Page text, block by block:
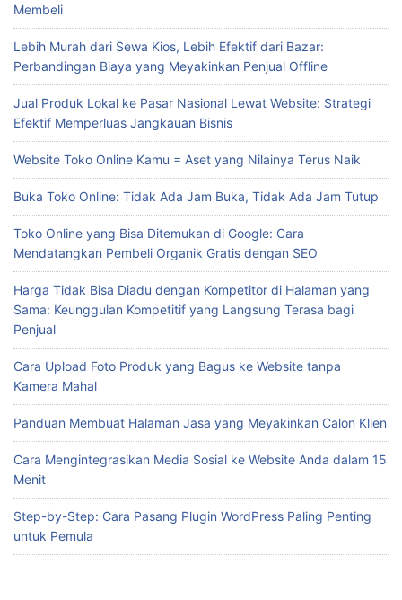
Membeli
Lebih Murah dari Sewa Kios, Lebih Efektif dari Bazar:
Perbandingan Biaya yang Meyakinkan Penjual Offline
Jual Produk Lokal ke Pasar Nasional Lewat Website: Strategi
Efektif Memperluas Jangkauan Bisnis
Website Toko Online Kamu = Aset yang Nilainya Terus Naik
Buka Toko Online: Tidak Ada Jam Buka, Tidak Ada Jam Tutup
Toko Online yang Bisa Ditemukan di Google: Cara
Mendatangkan Pembeli Organik Gratis dengan SEO
Harga Tidak Bisa Diadu dengan Kompetitor di Halaman yang
Sama: Keunggulan Kompetitif yang Langsung Terasa bagi
Penjual
Cara Upload Foto Produk yang Bagus ke Website tanpa
Kamera Mahal
Panduan Membuat Halaman Jasa yang Meyakinkan Calon Klien
Cara Mengintegrasikan Media Sosial ke Website Anda dalam 15
Menit
Step-by-Step: Cara Pasang Plugin WordPress Paling Penting
untuk Pemula